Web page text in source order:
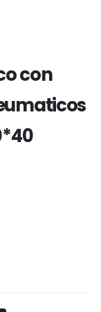
con